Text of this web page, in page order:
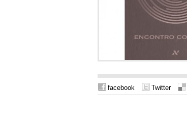
facebook Twitter